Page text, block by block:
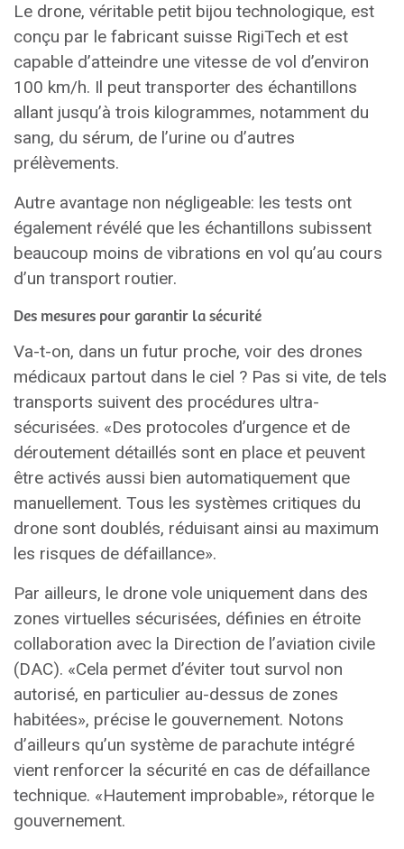
Le drone, véritable petit bijou technologique, est
conçu par le fabricant suisse RigiTech et est
capable d’atteindre une vitesse de vol d’environ
100 km/h. Il peut transporter des échantillons
allant jusqu’à trois kilogrammes, notamment du
sang, du sérum, de l’urine ou d’autres
prélèvements.
Autre avantage non négligeable: les tests ont
également révélé que les échantillons subissent
beaucoup moins de vibrations en vol qu’au cours
d’un transport routier.
Des mesures pour garantir la sécurité
Va-t-on, dans un futur proche, voir des drones
médicaux partout dans le ciel ? Pas si vite, de tels
transports suivent des procédures ultra-
sécurisées. «Des protocoles d’urgence et de
déroutement détaillés sont en place et peuvent
être activés aussi bien automatiquement que
manuellement. Tous les systèmes critiques du
drone sont doublés, réduisant ainsi au maximum
les risques de défaillance».
Par ailleurs, le drone vole uniquement dans des
zones virtuelles sécurisées, définies en étroite
collaboration avec la Direction de l’aviation civile
(DAC). «Cela permet d’éviter tout survol non
autorisé, en particulier au-dessus de zones
habitées», précise le gouvernement. Notons
d’ailleurs qu’un système de parachute intégré
vient renforcer la sécurité en cas de défaillance
technique. «Hautement improbable», rétorque le
gouvernement.